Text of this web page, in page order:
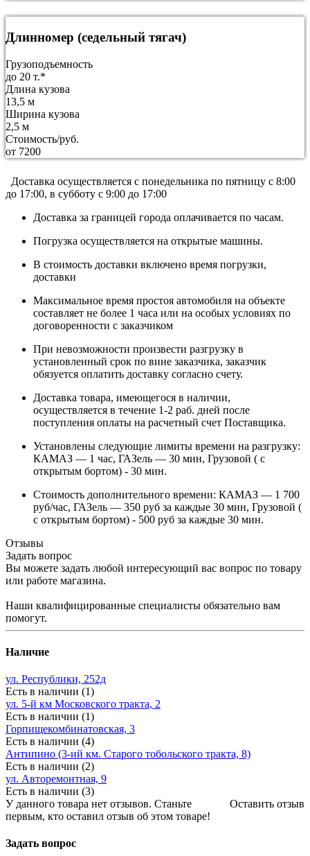
Длинномер (седельный тягач)
Грузоподъемность
до 20 т.*
Длина кузова
13,5 м
Ширина кузова
2,5 м
Стоимость/руб.
от 7200
Доставка осуществляется c понедельника по пятницу с 8:00
до 17:00, в субботу с 9:00 до 17:00
Доставка за границей города оплачивается по часам.
Погрузка осуществляется на открытые машины.
В стоимость доставки включено время погрузки,
доставки
Максимальное время простоя автомобиля на объекте
составляет не более 1 часа или на особых условиях по
договоренности с заказчиком
При невозможности произвести разгрузку в
установленный срок по вине заказчика, заказчик
обязуется оплатить доставку согласно счету.
Доставка товара, имеющегося в наличии,
осуществляется в течение 1-2 раб. дней после
поступления оплаты на расчетный счет Поставщика.
Установлены следующие лимиты времени на разгрузку:
КАМАЗ — 1 час, ГАЗель — 30 мин, Грузовой ( с
открытым бортом) - 30 мин.
Стоимость дополнительного времени: КАМАЗ — 1 700
руб/час, ГАЗель — 350 руб за каждые 30 мин, Грузовой (
с открытым бортом) - 500 руб за каждые 30 мин.
Отзывы
Задать вопрос
Вы можете задать любой интересующий вас вопрос по товару
или работе магазина.
Наши квалифицированные специалисты обязательно вам
помогут.
Наличие
ул. Республики, 252д
Есть в наличии (1)
ул. 5-й км Московского тракта, 2
Есть в наличии (1)
Горпищекомбинатовская, 3
Есть в наличии (4)
Антипино (3-ий км. Старого тобольского тракта, 8)
Есть в наличии (2)
ул. Авторемонтная, 9
Есть в наличии (3)
Оставить отзыв
У данного товара нет отзывов. Станьте
первым, кто оставил отзыв об этом товаре!
Задать вопрос